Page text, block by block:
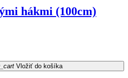
hákmi (100cm)
Vložiť do košíka